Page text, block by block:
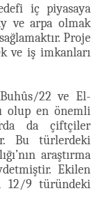
iç piyasaya
ve arpa olmak
Proje
ve iş imkanları
22 ve El-
olup en önemli
da çiftçiler
Bu türlerdeki
araştırma
Ekilen
12/9 türündeki